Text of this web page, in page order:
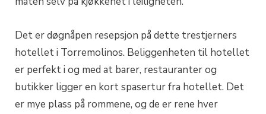
Det er døgnåpen resepsjon på dette trestjerners
hotellet i Torremolinos. Beliggenheten til hotellet
er perfekt i og med at barer, restauranter og
butikker ligger en kort spasertur fra hotellet. Det
er mye plass på rommene, og de er rene hver